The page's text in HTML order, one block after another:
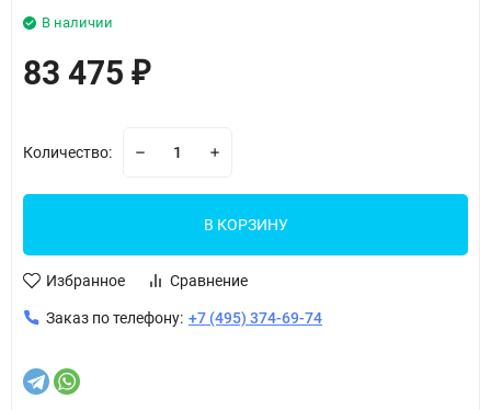
В наличии
83 475 ₽
Количество:
В КОРЗИНУ
Избранное Сравнение
Заказ по телефону: +7 (495) 374-69-74